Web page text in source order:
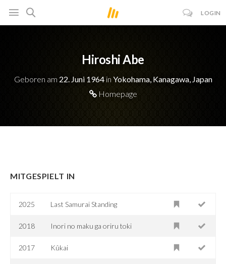
LOGIN
Hiroshi Abe
Geboren am 22. Juni 1964in Yokohama, Kanagawa, Japan
Homepage
MITGESPIELT IN
2025 Last Samurai Standing
2018 Inori no maku ga oriru toki
2017 Kûkai